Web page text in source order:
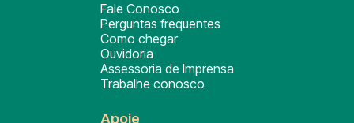
Fale Conosco
Perguntas frequentes
Como chegar
Ouvidoria
Assessoria de Imprensa
Trabalhe conosco
Apoie